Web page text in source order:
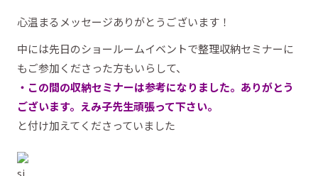
心温まるメッセージありがとうございます！
中には先日のショールームイベントで整理収納セミナーに
もご参加くださった方もいらして、
・この間の収納セミナーは参考になりました。ありがとう
ございます。えみ子先生頑張って下さい。
と付け加えてくださっていました